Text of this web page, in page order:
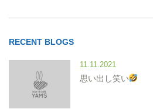
RECENT BLOGS
11.11.2021
思い出し笑い